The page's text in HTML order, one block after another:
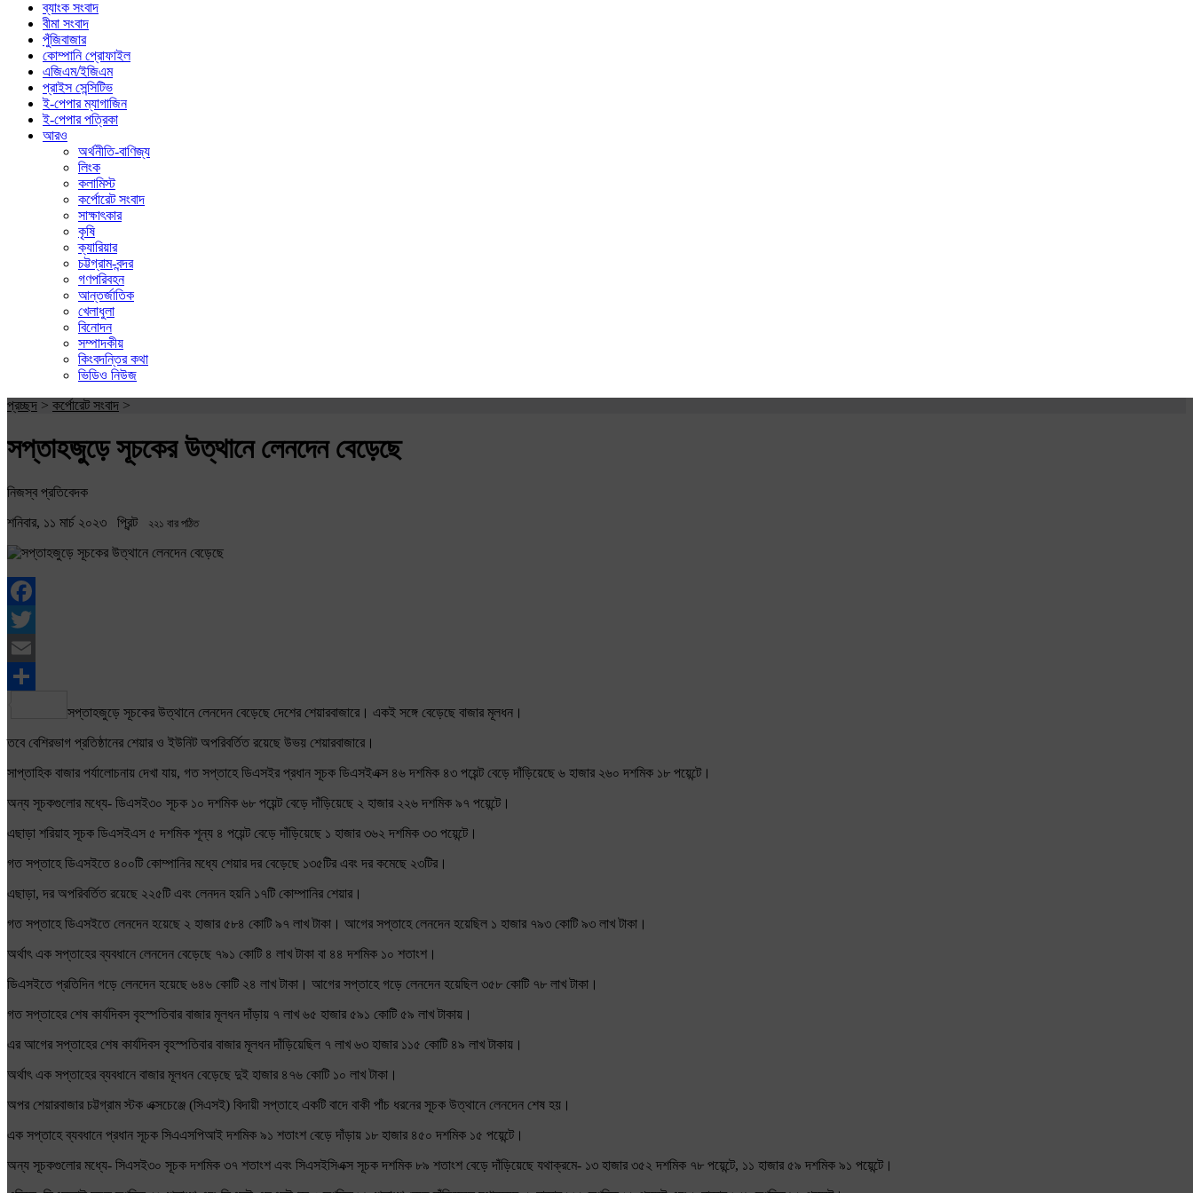
ব্যাংক সংবাদ
বীমা সংবাদ
পুঁজিবাজার
কোম্পানি প্রোফাইল
এজিএম/ইজিএম
প্রাইস সেন্সিটিভ
ই-পেপার ম্যাগাজিন
ই-পেপার পত্রিকা
আরও
অর্থনীতি-বাণিজ্য
লিংক
কলামিস্ট
কর্পোরেট সংবাদ
সাক্ষাৎকার
কৃষি
ক্যারিয়ার
চট্টগ্রাম-বন্দর
গণপরিবহন
আন্তর্জাতিক
খেলাধুলা
বিনোদন
সম্পাদকীয়
কিংবদন্তির কথা
ভিডিও নিউজ
প্রচ্ছদ > কর্পোরেট সংবাদ >
সপ্তাহজুড়ে সূচকের উত্থানে লেনদেন বেড়েছে
নিজস্ব প্রতিবেদক
শনিবার, ১১ মার্চ ২০২৩ প্রিন্ট ২২১ বার পঠিত
Facebook
Twitter
Email
সপ্তাহজুড়ে সূচকের উত্থানে লেনদেন বেড়েছে দেশের শেয়ারবাজারে। একই সঙ্গে বেড়েছে বাজার মূলধন।
তবে বেশিরভাগ প্রতিষ্ঠানের শেয়ার ও ইউনিট অপরিবর্তিত রয়েছে উভয় শেয়ারবাজারে।
সাপ্তাহিক বাজার পর্যালোচনায় দেখা যায়, গত সপ্তাহে ডিএসইর প্রধান সূচক ডিএসইএক্স ৪৬ দশমিক ৪৩ পয়েন্ট বেড়ে দাঁড়িয়েছে ৬ হাজার ২৬০ দশমিক ১৮ পয়েন্টে।
অন্য সূচকগুলোর মধ্যে- ডিএসই৩০ সূচক ১০ দশমিক ৬৮ পয়েন্ট বেড়ে দাঁড়িয়েছে ২ হাজার ২২৬ দশমিক ৯৭ পয়েন্টে।
এছাড়া শরিয়াহ সূচক ডিএসইএস ৫ দশমিক শূন্য ৪ পয়েন্ট বেড়ে দাঁড়িয়েছে ১ হাজার ৩৬২ দশমিক ৩৩ পয়েন্টে।
গত সপ্তাহে ডিএসইতে ৪০০টি কোম্পানির মধ্যে শেয়ার দর বেড়েছে ১৩৫টির এবং দর কমেছে ২৩টির।
এছাড়া, দর অপরিবর্তিত রয়েছে ২২৫টি এবং লেনদন হয়নি ১৭টি কোম্পানির শেয়ার।
গত সপ্তাহে ডিএসইতে লেনদেন হয়েছে ২ হাজার ৫৮৪ কোটি ৯৭ লাখ টাকা। আগের সপ্তাহে লেনদেন হয়েছিল ১ হাজার ৭৯৩ কোটি ৯৩ লাখ টাকা।
অর্থাৎ এক সপ্তাহের ব্যবধানে লেনদেন বেড়েছে ৭৯১ কোটি ৪ লাখ টাকা বা ৪৪ দশমিক ১০ শতাংশ।
ডিএসইতে প্রতিদিন গড়ে লেনদেন হয়েছে ৬৪৬ কোটি ২৪ লাখ টাকা। আগের সপ্তাহে গড়ে লেনদেন হয়েছিল ৩৫৮ কোটি ৭৮ লাখ টাকা।
গত সপ্তাহের শেষ কার্যদিবস বৃহস্পতিবার বাজার মূলধন দাঁড়ায় ৭ লাখ ৬৫ হাজার ৫৯১ কোটি ৫৯ লাখ টাকায়।
এর আগের সপ্তাহের শেষ কার্যদিবস বৃহস্পতিবার বাজার মূলধন দাঁড়িয়েছিল ৭ লাখ ৬৩ হাজার ১১৫ কোটি ৪৯ লাখ টাকায়।
অর্থাৎ এক সপ্তাহের ব্যবধানে বাজার মূলধন বেড়েছে দুই হাজার ৪৭৬ কোটি ১০ লাখ টাকা।
অপর শেয়ারবাজার চট্টগ্রাম স্টক এক্সচেঞ্জে (সিএসই) বিদায়ী সপ্তাহে একটি বাদে বাকী পাঁচ ধরনের সূচক উত্থানে লেনদেন শেষ হয়।
এক সপ্তাহে ব্যবধানে প্রধান সূচক সিএএসপিআই দশমিক ৯১ শতাংশ বেড়ে দাঁড়ায় ১৮ হাজার ৪৫০ দশমিক ১৫ পয়েন্টে।
অন্য সূচকগুলোর মধ্যে- সিএসই৩০ সূচক দশমিক ৩৭ শতাংশ এবং সিএসইসিএক্স সূচক দশমিক ৮৯ শতাংশ বেড়ে দাঁড়িয়েছে যথাক্রমে- ১৩ হাজার ৩৫২ দশমিক ৭৮ পয়েন্টে, ১১ হাজার ৫৯ দশমিক ৯১ পয়েন্টে।